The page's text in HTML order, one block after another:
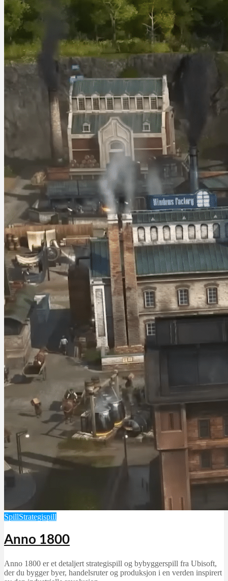
SpillStrategispill
Anno 1800
Anno 1800 er et detaljert strategispill og bybyggerspill fra Ubisoft,
der du bygger byer, handelsruter og produksjon i en verden inspirert